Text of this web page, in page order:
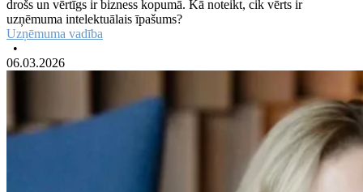
drošs un vērtīgs ir bizness kopumā. Kā noteikt, cik vērts ir
uzņēmuma intelektuālais īpašums?
Uzņēmuma vadība
•
06.03.2026